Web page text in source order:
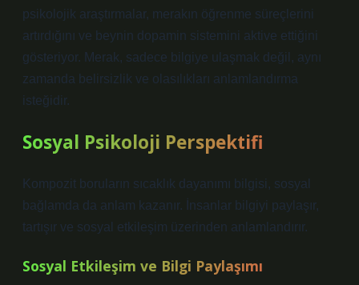
psikolojik araştırmalar, merakın öğrenme süreçlerini
artırdığını ve beynin dopamin sistemini aktive ettiğini
gösteriyor. Merak, sadece bilgiye ulaşmak değil, aynı
zamanda belirsizlik ve olasılıkları anlamlandırma
isteğidir.
Sosyal Psikoloji Perspektifi
Kompozit boruların sıcaklık dayanımı bilgisi, sosyal
bağlamda da anlam kazanır. İnsanlar bilgiyi paylaşır,
tartışır ve sosyal etkileşim üzerinden anlamlandırır.
Sosyal Etkileşim ve Bilgi Paylaşımı